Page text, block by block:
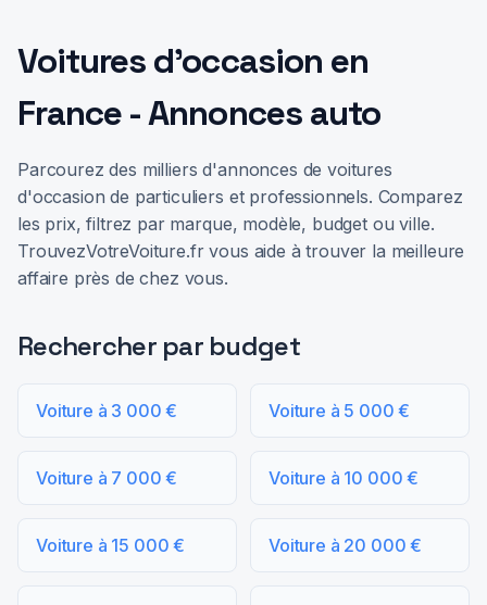
Voitures d'occasion en
France - Annonces auto
Parcourez des milliers d'annonces de voitures
d'occasion de particuliers et professionnels. Comparez
les prix, filtrez par marque, modèle, budget ou ville.
TrouvezVotreVoiture.fr vous aide à trouver la meilleure
affaire près de chez vous.
Rechercher par budget
Voiture à 3 000 € Voiture à 5 000 €
Voiture à 7 000 € Voiture à 10 000 €
Voiture à 15 000 € Voiture à 20 000 €